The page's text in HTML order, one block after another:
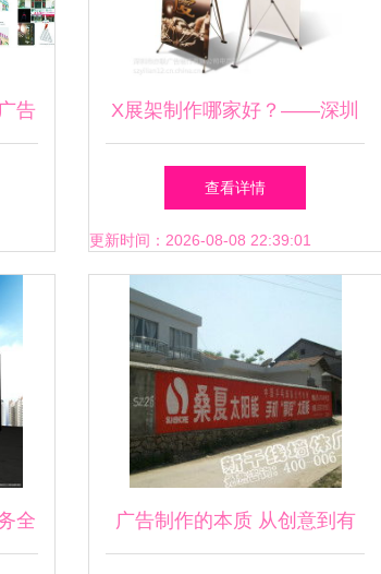
告 X展架制作哪家好？——深圳
亦联广告制作详解
查看详情
更新时间：2026-08-08 22:39:01
全 广告制作的本质 从创意到有